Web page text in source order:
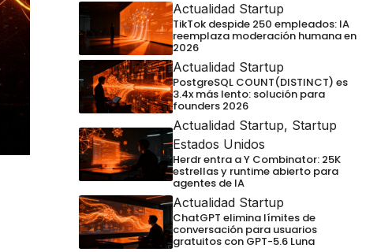
Actualidad Startup
TikTok despide 250 empleados: IA
reemplaza moderación humana en
2026
Actualidad Startup
PostgreSQL COUNT(DISTINCT) es
3.4x más lento: solución para
founders 2026
Actualidad Startup, Startup
Estados Unidos
Herdr entra a Y Combinator: 25K
estrellas y runtime abierto para
agentes de IA
Actualidad Startup
ChatGPT elimina límites de
conversación para usuarios
gratuitos con GPT-5.6 Luna